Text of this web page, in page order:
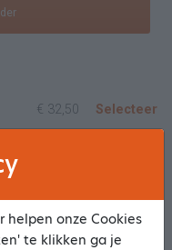
€ 32,50 Selecteer
€ 22,00 Selecteer
helpen onze Cookies
te klikken ga je